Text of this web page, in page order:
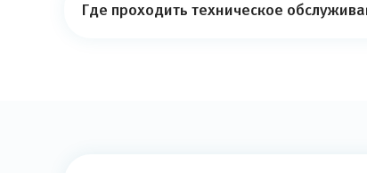
Где проходить техническое